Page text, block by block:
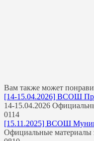
Вам также может
[14-15.04.2026] ВСОШ
14-15.04.2026
0114
[15.11.2025] ВСОШ
Официальные